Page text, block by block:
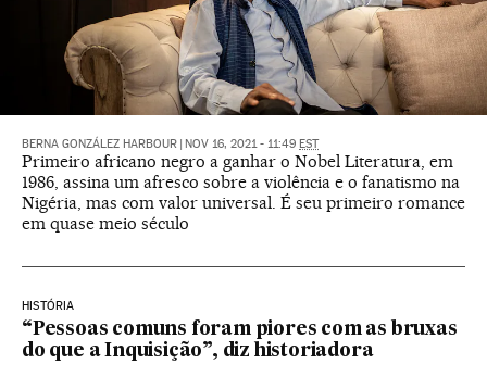
BERNA GONZÁLEZ HARBOUR NOV 16, 2021 - 11:49 EST
Primeiro africano negro a ganhar o Nobel Literatura, em
1986, assina um afresco sobre a violência e o fanatismo na
Nigéria, mas com valor universal. É seu primeiro romance
em quase meio século
HISTÓRIA
“Pessoas comuns foram piores com as bruxas
do que a Inquisição”, diz historiadora